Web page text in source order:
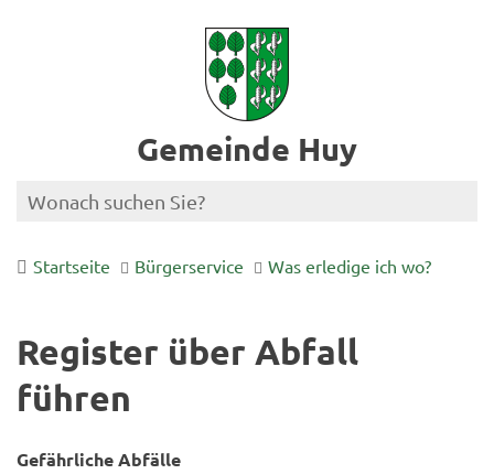
Gemeinde Huy
Startseite Bürgerservice Was erledige ich wo?
Register über Abfall
führen
Gefährliche Abfälle